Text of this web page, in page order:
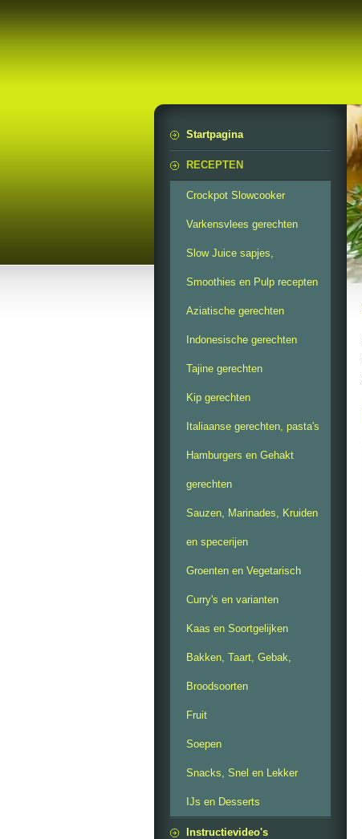
Startpagina
RECEPTEN
Crockpot Slowcooker
Varkensvlees gerechten
Slow Juice sapjes,
Smoothies en Pulp recepten
Aziatische gerechten
Indonesische gerechten
Tajine gerechten
Kip gerechten
Italiaanse gerechten, pasta's
Hamburgers en Gehakt
gerechten
Sauzen, Marinades, Kruiden
en specerijen
Groenten en Vegetarisch
Curry's en varianten
Kaas en Soortgelijken
Bakken, Taart, Gebak,
Broodsoorten
Fruit
Soepen
Snacks, Snel en Lekker
IJs en Desserts
Instructievideo's